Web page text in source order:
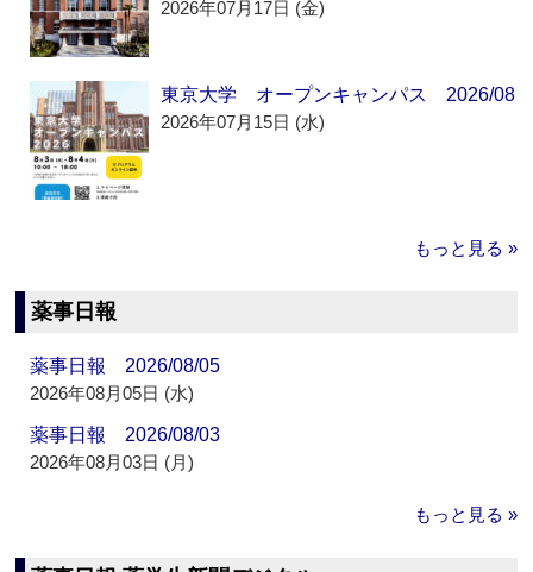
2026年07月17日 (金)
東京大学 オープンキャンパス 2026/08
2026年07月15日 (水)
もっと見る »
薬事日報
薬事日報 2026/08/05
2026年08月05日 (水)
薬事日報 2026/08/03
2026年08月03日 (月)
もっと見る »